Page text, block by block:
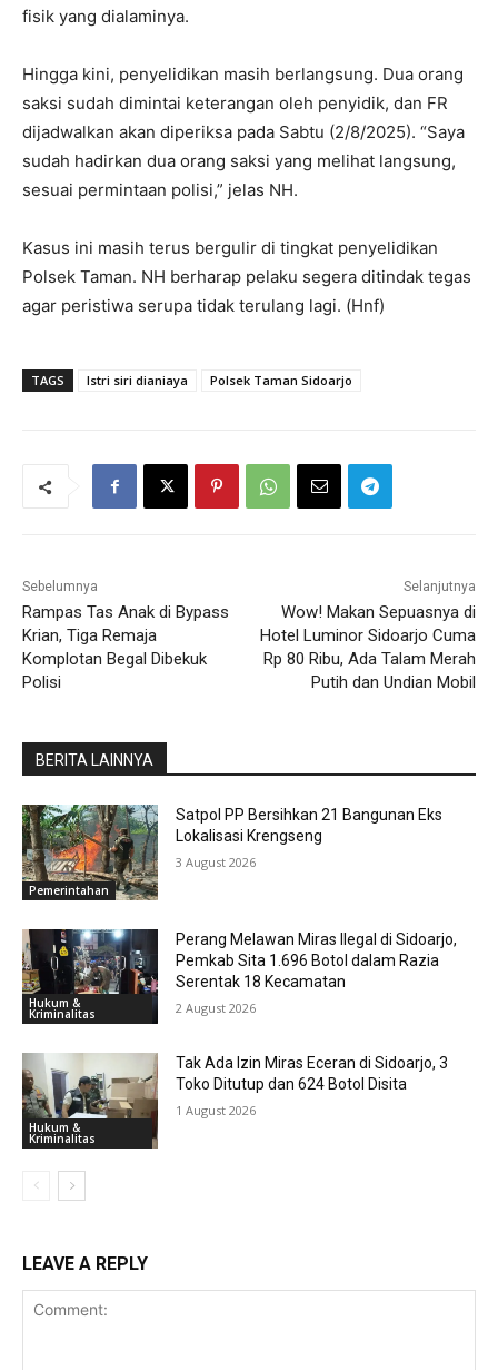
fisik yang dialaminya.
Hingga kini, penyelidikan masih berlangsung. Dua orang
saksi sudah dimintai keterangan oleh penyidik, dan FR
dijadwalkan akan diperiksa pada Sabtu (2/8/2025). “Saya
sudah hadirkan dua orang saksi yang melihat langsung,
sesuai permintaan polisi,” jelas NH.
Kasus ini masih terus bergulir di tingkat penyelidikan
Polsek Taman. NH berharap pelaku segera ditindak tegas
agar peristiwa serupa tidak terulang lagi. (Hnf)
TAGS Istri siri dianiaya Polsek Taman Sidoarjo
Sebelumnya
Rampas Tas Anak di Bypass
Krian, Tiga Remaja
Komplotan Begal Dibekuk
Polisi
Selanjutnya
Wow! Makan Sepuasnya di
Hotel Luminor Sidoarjo Cuma
Rp 80 Ribu, Ada Talam Merah
Putih dan Undian Mobil
BERITA LAINNYA
Pemerintahan
Satpol PP Bersihkan 21 Bangunan Eks
Lokalisasi Krengseng
3 August 2026
Hukum &
Kriminalitas
Perang Melawan Miras Ilegal di Sidoarjo,
Pemkab Sita 1.696 Botol dalam Razia
Serentak 18 Kecamatan
2 August 2026
Hukum &
Kriminalitas
Tak Ada Izin Miras Eceran di Sidoarjo, 3
Toko Ditutup dan 624 Botol Disita
1 August 2026
LEAVE A REPLY